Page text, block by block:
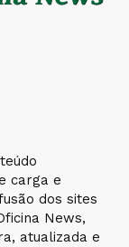
carga e
dos sites
News,
atualizada e